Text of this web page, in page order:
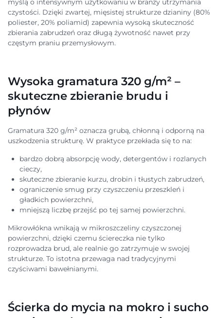
myślą o intensywnym użytkowaniu w branży utrzymania
czystości. Dzięki zwartej, mięsistej strukturze dzianiny (80%
poliester, 20% poliamid) zapewnia wysoką skuteczność
zbierania zabrudzeń oraz długą żywotność nawet przy
częstym praniu przemysłowym.
Wysoka gramatura 320 g/m² –
skuteczne zbieranie brudu i
płynów
Gramatura 320 g/m² oznacza grubą, chłonną i odporną na
uszkodzenia strukturę. W praktyce przekłada się to na:
bardzo dobrą absorpcję wody, detergentów i rozlanych
cieczy,
skuteczne zbieranie kurzu, drobin i tłustych zabrudzeń,
ograniczenie smug przy czyszczeniu przeszkleń i
gładkich powierzchni,
mniejszą liczbę przejść po tej samej powierzchni.
Mikrowłókna wnikają w mikroszczeliny czyszczonej
powierzchni, dzięki czemu ściereczka nie tylko
rozprowadza brud, ale realnie go zatrzymuje w swojej
strukturze. To istotna przewaga nad tradycyjnymi
czyściwami bawełnianymi.
Ścierka do mycia na mokro i sucho